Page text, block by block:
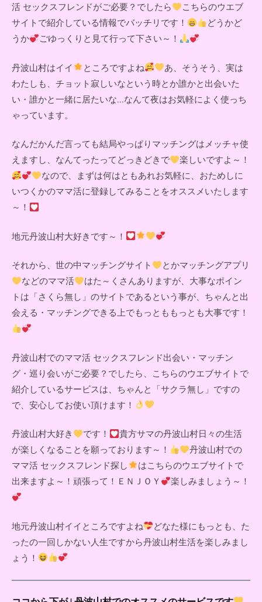
活 セックスフレンドがご必要？でしたら
こちらのウエブ
サイトで紹介している情報でバッチリです！
どうかど
うか
ごゆっくりと見て行って下さい～！
丹波山村はイイ ところですよね
あ、そうそう、実は
わたしも、チョット寂しいなという時とか誰かと出会いた
い・誰かと一緒に居たいな...なんて夜はお気軽によく使っち
ゃっています。
なんだかんだ言っても結局やっぱりマッチングはメッチャ使
えますし、なんてったってどっきどきで
楽しいですよ～！
なので、まずは何はともあれお気軽に、おためしに
いつくかのママ活に登録してみることをオススメいたします
～！
地元丹波山村大好きです～！
それから、世の中マッチングサイト
とかマッチングアプリ
などのママ活
はた～くさんありますが、大事なポイン
トは「さくら無し」のサイトであるという事が、ちゃんと出
会える・マッチングできる上でもっとももっとも大事です！
丹波山村でのママ活 セックスフレンド出会い・マッチン
グ・巡り会いがご必要？でしたら、こちらのウエブサイトで
紹介しているサービスは、ちゃんと「サクラ無し」ですの
で、安心してお使い頂けます！
丹波山村大好き です！
貴方サマの丹波山村日々の生活
が楽しくなることを願っております～！
丹波山村での
ママ活 セックスフレンド探し
はこちらのウエブサイトで
出来ますよ～！頑張って！ＥＮＪＯＹ
楽しみましょう～！
地元丹波山村イイところですよね
どなた様にもっとも、た
ったの一回しかない人生ですから丹波山村生活を楽しみまし
ょう！